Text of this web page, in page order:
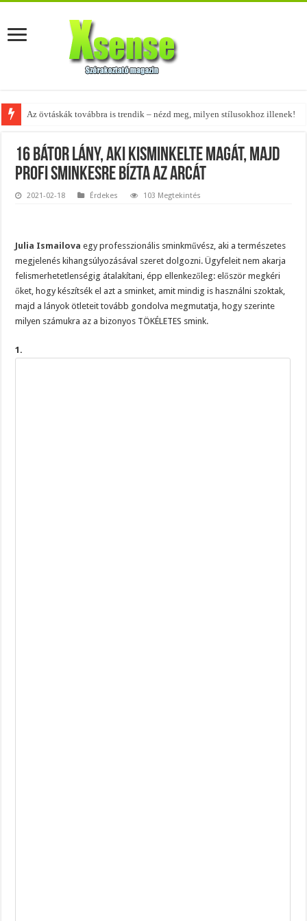
Az övtáskák továbbra is trendik – nézd meg, milyen stílusokhoz illenek!
16 bátor lány, aki kisminkelte magát, majd
profi sminkesre bízta az arcát
2021-02-18 Érdekes 103 Megtekintés
Julia Ismailova egy professzionális sminkművész, aki a természetes
megjelenés kihangsúlyozásával szeret dolgozni. Ügyfeleit nem akarja
felismerhetetlenségig átalakítani, épp ellenkezőleg: először megkéri
őket, hogy készítsék el azt a sminket, amit mindig is használni szoktak,
majd a lányok ötleteit tovább gondolva megmutatja, hogy szerinte
milyen számukra az a bizonyos TÖKÉLETES smink.
1.